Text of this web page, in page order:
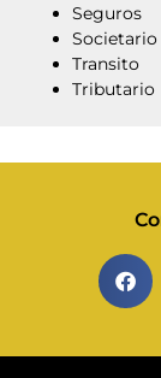
Seguros
Societario
Transito
Tributario